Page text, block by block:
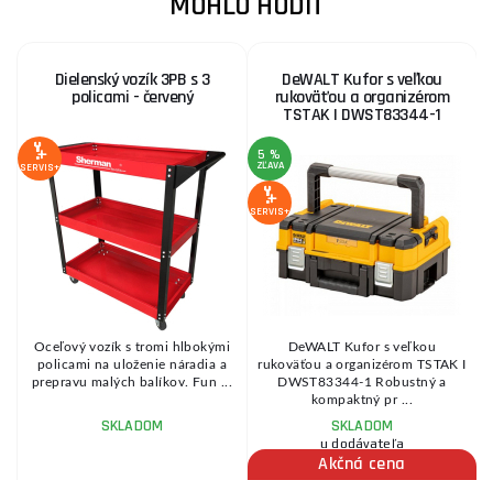
Dielenský vozík 3PB s 3
policami - červený
SERVIS+
Oceľový vozík s tromi hlbokými
policami na uloženie náradia a
prepravu malých balíkov. Fun ...
SKLADOM
DeWALT Kufor s veľkou
rukoväťou a organizérom
TSTAK I DWST83344-1
5 %
ZĽAVA
SERVIS+
DeWALT Kufor s veľkou
rukoväťou a organizérom TSTAK I
DWST83344-1 Robustný a
kompaktný pr ...
SKLADOM
u dodávateľa
Akčná cena